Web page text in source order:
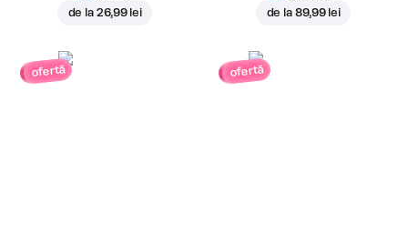
de la 26,99 lei de la 89,99 lei
ofertă ofertă